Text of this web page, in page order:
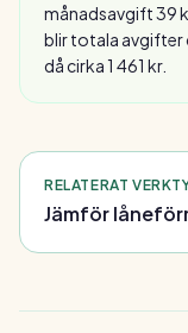
månadsavgift 39
blir totala avgifter
då cirka 1 461 kr.
RELATERAT
Jämför